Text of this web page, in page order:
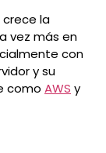
crece la
vez más en
con
y su
como AWS y